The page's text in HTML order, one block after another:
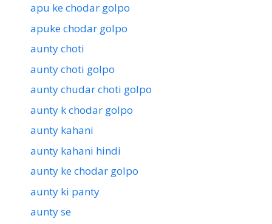
apu ke chodar golpo
apuke chodar golpo
aunty choti
aunty choti golpo
aunty chudar choti golpo
aunty k chodar golpo
aunty kahani
aunty kahani hindi
aunty ke chodar golpo
aunty ki panty
aunty se